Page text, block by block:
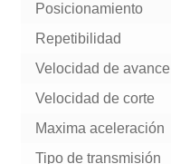
Posicionamiento
Repetibilidad
Velocidad de avance
Velocidad de corte
Maxima aceleración
Tipo de transmisión